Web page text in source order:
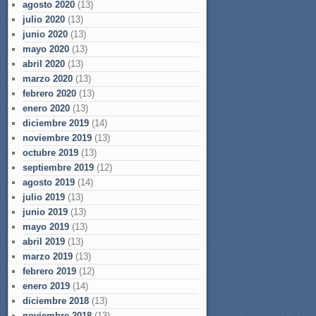
agosto 2020 (13)
julio 2020 (13)
junio 2020 (13)
mayo 2020 (13)
abril 2020 (13)
marzo 2020 (13)
febrero 2020 (13)
enero 2020 (13)
diciembre 2019 (14)
noviembre 2019 (13)
octubre 2019 (13)
septiembre 2019 (12)
agosto 2019 (14)
julio 2019 (13)
junio 2019 (13)
mayo 2019 (13)
abril 2019 (13)
marzo 2019 (13)
febrero 2019 (12)
enero 2019 (14)
diciembre 2018 (13)